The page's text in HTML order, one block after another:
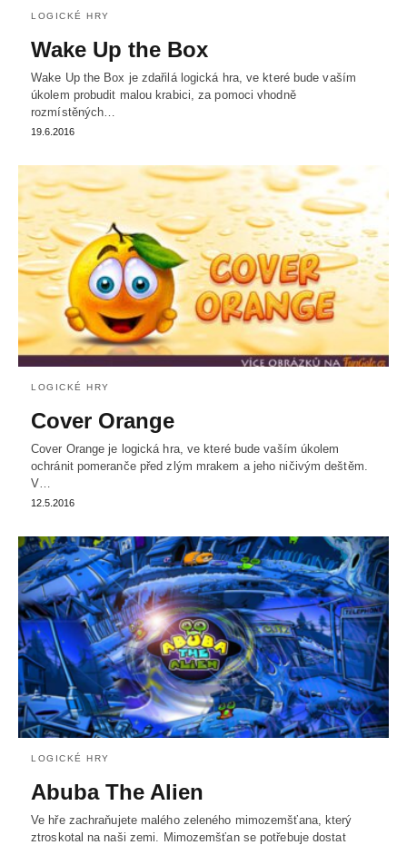
LOGICKÉ HRY
Wake Up the Box
Wake Up the Box je zdařilá logická hra, ve které bude vaším
úkolem probudit malou krabici, za pomoci vhodně
rozmístěných…
19.6.2016
LOGICKÉ HRY
Cover Orange
Cover Orange je logická hra, ve které bude vaším úkolem
ochránit pomeranče před zlým mrakem a jeho ničivým deštěm.
V…
12.5.2016
LOGICKÉ HRY
Abuba The Alien
Ve hře zachraňujete malého zeleného mimozemšťana, který
ztroskotal na naši zemi. Mimozemšťan se potřebuje dostat